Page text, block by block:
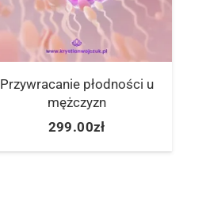
Przywracanie płodności u
mężczyzn
299.00zł